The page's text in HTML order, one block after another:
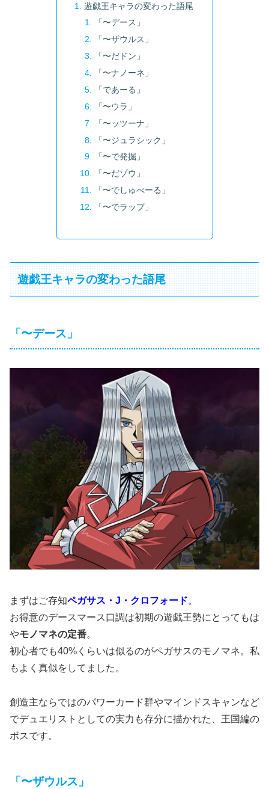
遊戯王キャラの変わった語尾
「〜デース」
「〜ザウルス」
「〜だドン」
「〜ナノーネ」
「であーる」
「〜ウラ」
「〜ッツーナ」
「〜ジュラシック」
「〜で発掘」
「〜だゾウ」
「〜でしゅべーる」
「〜でラップ」
遊戯王キャラの変わった語尾
「〜デース」
まずはご存知ペガサス・J・クロフォード。
お得意のデースマース口調は初期の遊戯王勢にとってもは
やモノマネの定番。
初心者でも40%くらいは似るのがペガサスのモノマネ。私
もよく真似をしてました。
創造主ならではのパワーカード群やマインドスキャンなど
でデュエリストとしての実力も存分に描かれた、王国編の
ボスです。
「〜ザウルス」